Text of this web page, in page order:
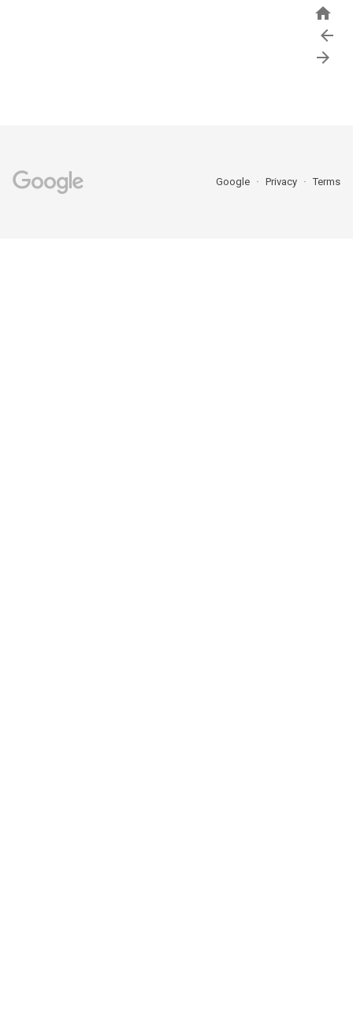



Google Privacy Terms